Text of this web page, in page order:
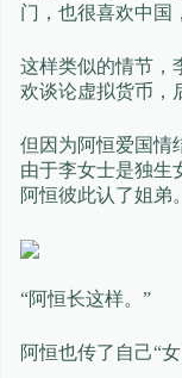
门，也很喜欢中国
这样类似的情节，
欢谈论虚拟货币，
但因为阿恒爱国情
由于李女士是独生
阿恒彼此认了姐弟。
“阿恒长这样。”
阿恒也传了自己“